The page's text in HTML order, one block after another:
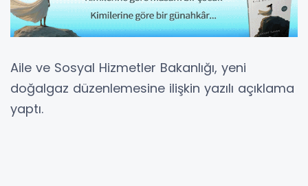
Aile ve Sosyal Hizmetler Bakanlığı, yeni
doğalgaz düzenlemesine ilişkin yazılı açıklama
yaptı.